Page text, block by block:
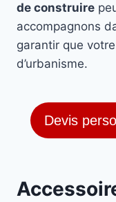
de construire
accompagnons
garantir que
d’urbanisme.
Devis